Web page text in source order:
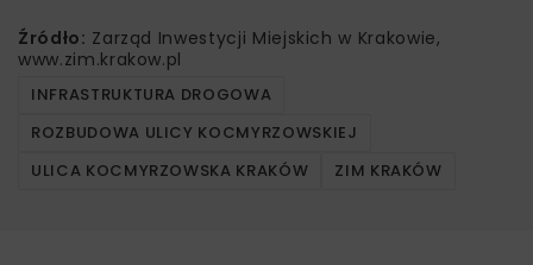
Źródło: Zarząd Inwestycji Miejskich w Krakowie,
www.zim.krakow.pl
INFRASTRUKTURA DROGOWA
ROZBUDOWA ULICY KOCMYRZOWSKIEJ
ULICA KOCMYRZOWSKA KRAKÓW
ZIM KRAKÓW